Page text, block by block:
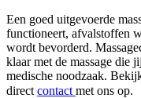
Een goed uitgevoerde
functioneert, afvalstoffen
wordt bevorderd.
klaar met de massage die
medische noodzaak.
direct contact met ons op.